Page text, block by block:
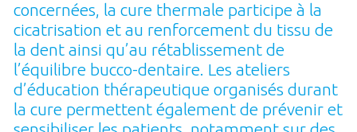
concernées, la cure thermale participe à la
cicatrisation et au renforcement du tissu de
la dent ainsi qu’au rétablissement de
l’équilibre bucco-dentaire. Les ateliers
d’éducation thérapeutique organisés durant
la cure permettent également de prévenir et